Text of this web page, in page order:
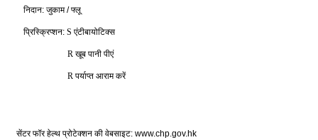
निदान: जुकाम/फ्लू
प्रिस्क्रिप्शन: S एंटीबायोटिक्स
R खूब पानी पीएं
R पर्याप्त आराम करें
सेंटरफॉरहेल्थप्रोटेक्शनकीवेबसाइट: www.chp.gov.hk